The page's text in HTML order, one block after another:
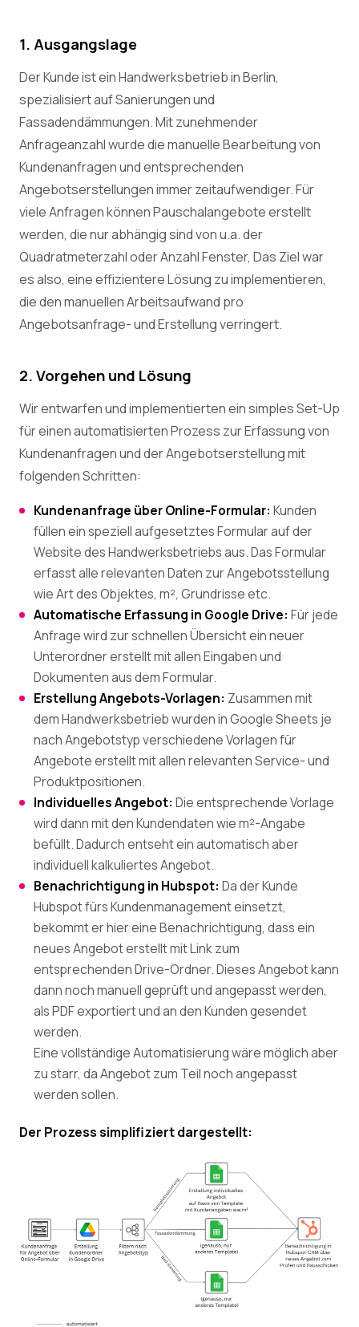
1. Ausgangslage
Der Kunde ist ein Handwerksbetrieb in Berlin,
spezialisiert auf Sanierungen und
Fassadendämmungen. Mit zunehmender
Anfrageanzahl wurde die manuelle Bearbeitung von
Kundenanfragen und entsprechenden
Angebotserstellungen immer zeitaufwendiger. Für
viele Anfragen können Pauschalangebote erstellt
werden, die nur abhängig sind von u.a. der
Quadratmeterzahl oder Anzahl Fenster, Das Ziel war
es also, eine effizientere Lösung zu implementieren,
die den manuellen Arbeitsaufwand pro
Angebotsanfrage- und Erstellung verringert.
2. Vorgehen und Lösung
Wir entwarfen und implementierten ein simples Set-Up
für einen automatisierten Prozess zur Erfassung von
Kundenanfragen und der Angebotserstellung mit
folgenden Schritten:
Kundenanfrage über Online-Formular: Kunden
füllen ein speziell aufgesetztes Formular auf der
Website des Handwerksbetriebs aus. Das Formular
erfasst alle relevanten Daten zur Angebotsstellung
wie Art des Objektes, m², Grundrisse etc.
Automatische Erfassung in Google Drive: Für jede
Anfrage wird zur schnellen Übersicht ein neuer
Unterordner erstellt mit allen Eingaben und
Dokumenten aus dem Formular.
Erstellung Angebots-Vorlagen: Zusammen mit
dem Handwerksbetrieb wurden in Google Sheets je
nach Angebotstyp verschiedene Vorlagen für
Angebote erstellt mit allen relevanten Service- und
Produktpositionen.
Individuelles Angebot: Die entsprechende Vorlage
wird dann mit den Kundendaten wie m²-Angabe
befüllt. Dadurch entseht ein automatisch aber
individuell kalkuliertes Angebot.
Benachrichtigung in Hubspot: Da der Kunde
Hubspot fürs Kundenmanagement einsetzt,
bekommt er hier eine Benachrichtigung, dass ein
neues Angebot erstellt mit Link zum
entsprechenden Drive-Ordner. Dieses Angebot kann
dann noch manuell geprüft und angepasst werden,
als PDF exportiert und an den Kunden gesendet
werden.
Eine vollständige Automatisierung wäre möglich aber
zu starr, da Angebot zum Teil noch angepasst
werden sollen.
Der Prozess simplifiziert dargestellt: